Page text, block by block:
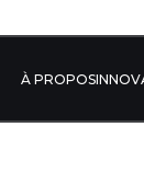
À PROPOS